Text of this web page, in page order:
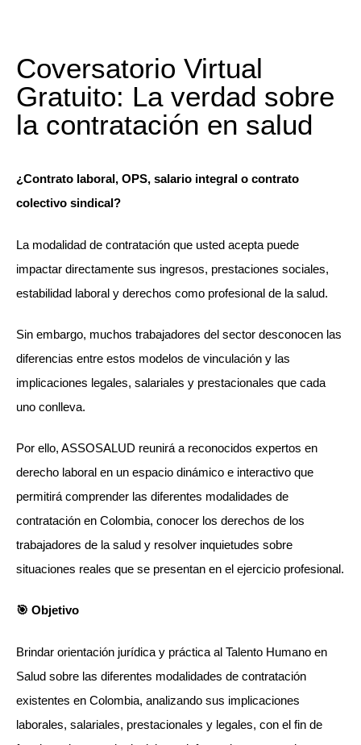
Coversatorio Virtual
Gratuito: La verdad sobre
la contratación en salud
¿Contrato laboral, OPS, salario integral o contrato
colectivo sindical?
La modalidad de contratación que usted acepta puede
impactar directamente sus ingresos, prestaciones sociales,
estabilidad laboral y derechos como profesional de la salud.
Sin embargo, muchos trabajadores del sector desconocen las
diferencias entre estos modelos de vinculación y las
implicaciones legales, salariales y prestacionales que cada
uno conlleva.
Por ello, ASSOSALUD reunirá a reconocidos expertos en
derecho laboral en un espacio dinámico e interactivo que
permitirá comprender las diferentes modalidades de
contratación en Colombia, conocer los derechos de los
trabajadores de la salud y resolver inquietudes sobre
situaciones reales que se presentan en el ejercicio profesional.
🎯 Objetivo
Brindar orientación jurídica y práctica al Talento Humano en
Salud sobre las diferentes modalidades de contratación
existentes en Colombia, analizando sus implicaciones
laborales, salariales, prestacionales y legales, con el fin de